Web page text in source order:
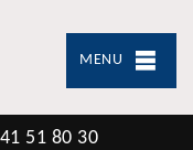
MENU
51 80 30